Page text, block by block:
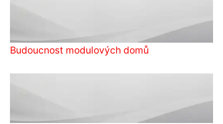
Budoucnost modulových domů